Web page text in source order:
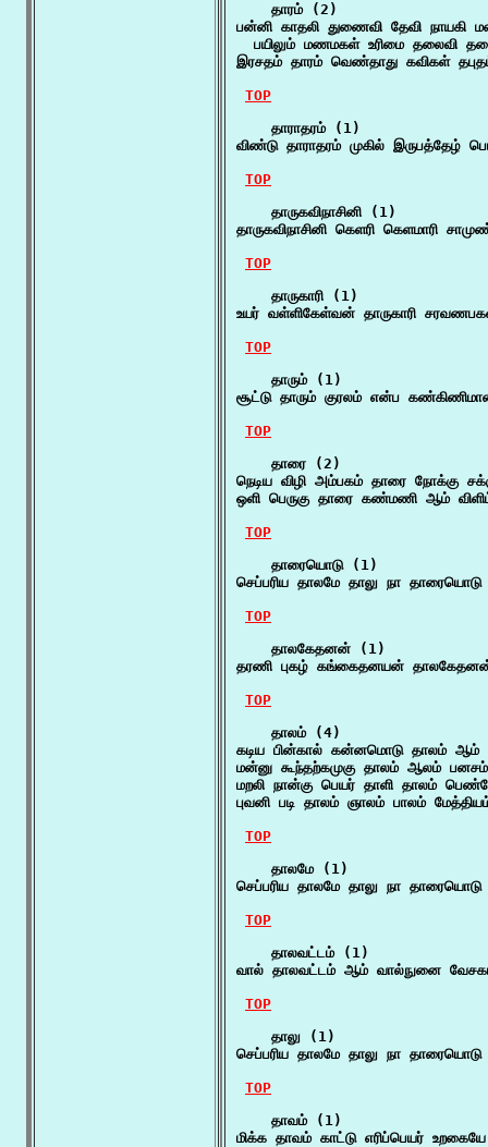
    தாரம் (2)
பன்னி காதலி துணைவி தேவி நாயகி
பயிலும் மணமகள் உரிமை தலைவி
இரசதம் தாரம் வெண்தாது கவிகள்
TOP
    தாராதரம் (1)
விண்டு தாராதரம் முகில் இருபத்தேழ்
TOP
    தாருகவிநாசினி (1)
தாருகவிநாசினி கெளரி கெளமாரி
TOP
    தாருகாரி (1)
உயர் வள்ளிகேள்வன் தாருகாரி
TOP
    தாரும் (1)
சூட்டு தாரும் குரலம் என்ப
TOP
    தாரை (2)
நெடிய விழி அம்பகம் தாரை நோக்கு
ஒளி பெருகு தாரை கண்மணி ஆம்
TOP
    தாரையொடு (1)
செப்பரிய தாலமே தாலு நா
TOP
    தாலகேதனன் (1)
தரணி புகழ் கங்கைதனயன்
TOP
    தாலம் (4)
கடிய பின்கால் கன்னமொடு தாலம் ஆம்
மன்னு கூந்தற்கமுகு தாலம் ஆலம்
மறலி நான்கு பெயர் தாளி தாலம்
புவனி படி தாலம் ஞாலம் பாலம்
TOP
    தாலமே (1)
செப்பரிய தாலமே தாலு நா
TOP
    தாலவட்டம் (1)
வால் தாலவட்டம் ஆம் வால்நுனை
TOP
    தாலு (1)
செப்பரிய தாலமே தாலு நா
TOP
    தாவம் (1)
மிக்க தாவம் காட்டு எரிப்பெயர்